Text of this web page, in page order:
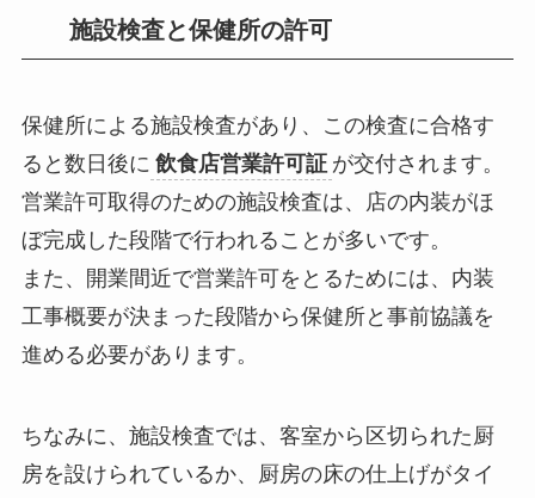
施設検査と保健所の許可
保健所による施設検査があり、この検査に合格す
ると数日後に 飲食店営業許可証 が交付されます。
営業許可取得のための施設検査は、店の内装がほ
ぼ完成した段階で行われることが多いです。
また、開業間近で営業許可をとるためには、内装
工事概要が決まった段階から保健所と事前協議を
進める必要があります。
ちなみに、施設検査では、客室から区切られた厨
房を設けられているか、厨房の床の仕上げがタイ